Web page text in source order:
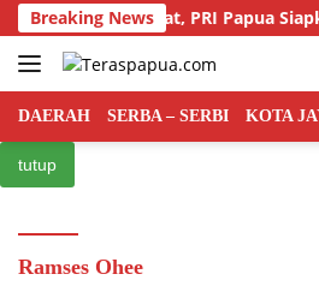
Langsung
ke
konten
Breaking News
Kian Ketat, PRI Papua
DAERAH SERBA – SERBI KOTA
tutup
Ramses Ohee